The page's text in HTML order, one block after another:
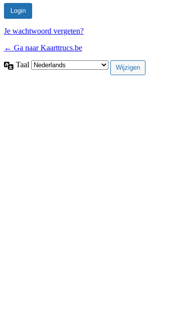
Je wachtwoord vergeten?
← Ga naar Kaarttrucs.be
Taal